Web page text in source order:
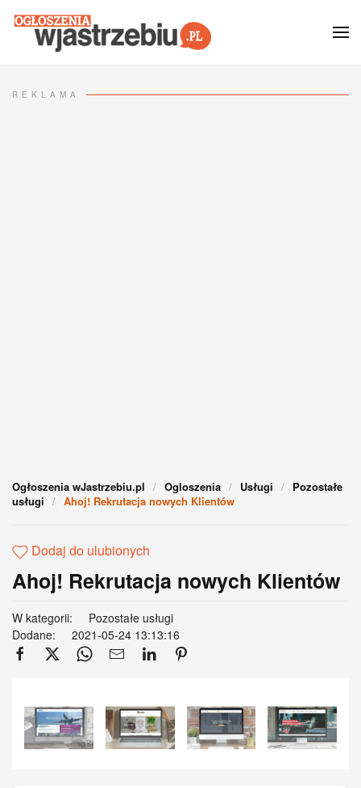
Przejdź do głównej treści
REKLAMA
Ogłoszenia wJastrzebiu.pl Ogloszenia Usługi
Pozostałe
usługi
Ahoj! Rekrutacja nowych Klientów
Dodaj do ulubionych
Ahoj! Rekrutacja nowych Klientów
W kategorii:
Pozostałe usługi
Dodane:
2021-05-24 13:13:16
Zobacz